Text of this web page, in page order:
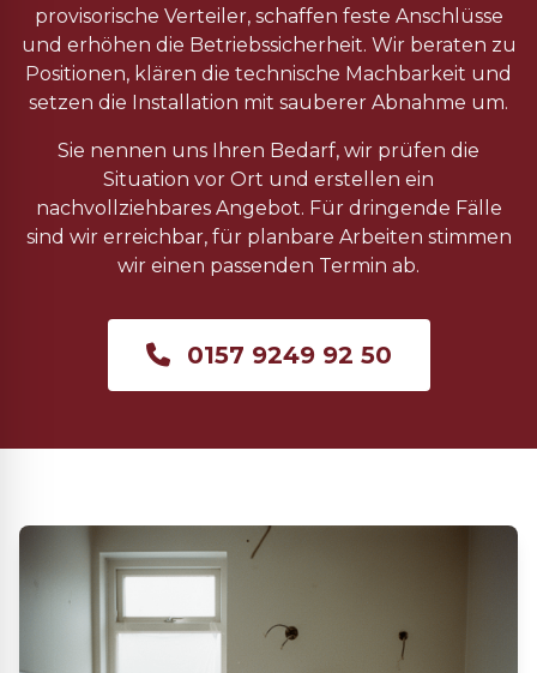
provisorische Verteiler, schaffen feste Anschlüsse
und erhöhen die Betriebssicherheit. Wir beraten zu
Positionen, klären die technische Machbarkeit und
setzen die Installation mit sauberer Abnahme um.
Sie nennen uns Ihren Bedarf, wir prüfen die
Situation vor Ort und erstellen ein
nachvollziehbares Angebot. Für dringende Fälle
sind wir erreichbar, für planbare Arbeiten stimmen
wir einen passenden Termin ab.
0157 9249 92 50